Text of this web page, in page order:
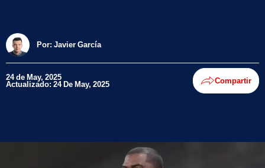
Por: Javier García
24 de May, 2025
Actualizado: 24 De May, 2025 Compartir